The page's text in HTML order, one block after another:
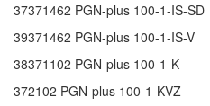
37371462 PGN-plus 100-1-IS-SD
39371462 PGN-plus 100-1-IS-V
38371102 PGN-plus 100-1-K
372102 PGN-plus 100-1-KVZ